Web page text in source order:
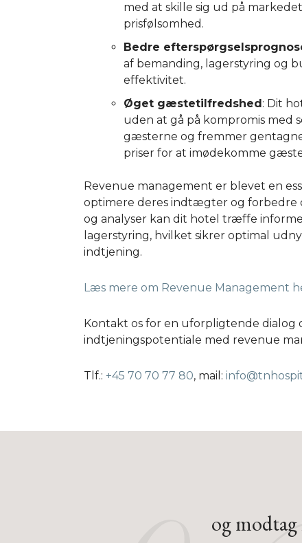
med at skille sig ud på
prisfølsomhed.
Bedre
af bemanding, lagerstyring og
effektivitet.
Øget gæstetilfredshed : Dit
uden at gå på kompromis med
gæsterne og fremmer
priser for at imødekomme
Revenue management er blevet en
optimere deres indtægter og forbedre
og analyser kan dit hotel træffe
lagerstyring, hvilket sikrer optimal
indtjening.
Læs mere om Revenue Management
Kontakt os for en uforpligtende
indtjeningspotentiale med revenue
Tlf.: +45 70 70 77 80, mail:
og